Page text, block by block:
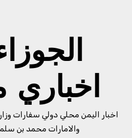
اخبار اليمن محلي دولي سفارات
والامارات محمد بن